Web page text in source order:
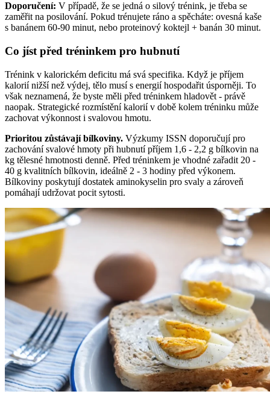
Doporučení: V případě, že se jedná o silový trénink, je třeba se
zaměřit na posilování. Pokud trénujete ráno a spěcháte: ovesná kaše
s banánem 60-90 minut, nebo proteinový koktejl + banán 30 minut.
Co jíst před tréninkem pro hubnutí
Trénink v kalorickém deficitu má svá specifika. Když je příjem
kalorií nižší než výdej, tělo musí s energií hospodařit úsporněji. To
však neznamená, že byste měli před tréninkem hladovět - právě
naopak. Strategické rozmístění kalorií v době kolem tréninku může
zachovat výkonnost i svalovou hmotu.
Prioritou zůstávají bílkoviny. Výzkumy ISSN doporučují pro
zachování svalové hmoty při hubnutí příjem 1,6 - 2,2 g bílkovin na
kg tělesné hmotnosti denně. Před tréninkem je vhodné zařadit 20 -
40 g kvalitních bílkovin, ideálně 2 - 3 hodiny před výkonem.
Bílkoviny poskytují dostatek aminokyselin pro svaly a zároveň
pomáhají udržovat pocit sytosti.